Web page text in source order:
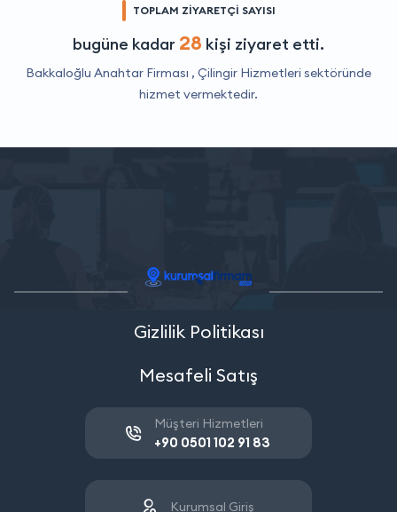
TOPLAM ZİYARETÇİ SAYISI
bugüne kadar 28 kişi ziyaret etti.
Bakkaloğlu Anahtar Firması , Çilingir Hizmetleri sektöründe
hizmet vermektedir.
Gizlilik Politikası
Mesafeli Satış
Müşteri Hizmetleri
+90 0501 102 91 83
Kurumsal Giriş